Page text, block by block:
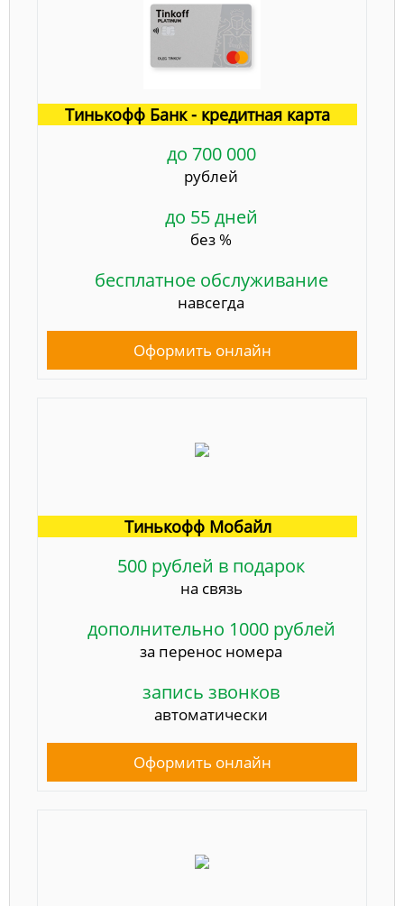
Тинькофф Банк - кредитная карта
до 700 000
рублей
до 55 дней
без %
бесплатное обслуживание
навсегда
Оформить онлайн
Тинькофф Мобайл
500 рублей в подарок
на связь
дополнительно 1000 рублей
за перенос номера
запись звонков
автоматически
Оформить онлайн